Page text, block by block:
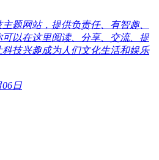
题网站，提供负责任、有智趣、
以在这里阅读、分享、交流、提
技兴趣成为人们文化生活和娱乐
06日